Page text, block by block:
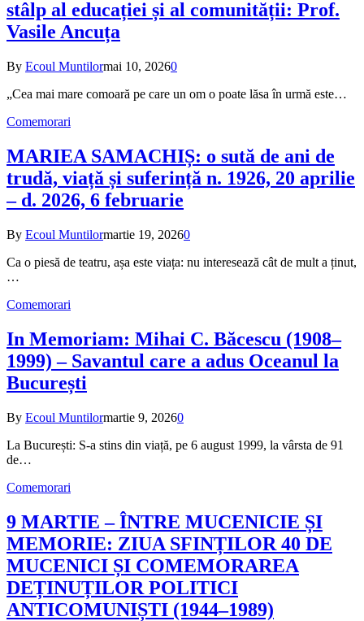
stâlp al educației și al comunității: Prof.
Vasile Ancuța
By Ecoul Muntilormai 10, 20260
„Cea mai mare comoară pe care un om o poate lăsa în urmă este…
Comemorari
MARIEA SAMACHIȘ: o sută de ani de
trudă, viață și suferință n. 1926, 20 aprilie
– d. 2026, 6 februarie
By Ecoul Muntilormartie 19, 20260
Ca o piesă de teatru, așa este viața: nu interesează cât de mult a ținut,
…
Comemorari
In Memoriam: Mihai C. Băcescu (1908–
1999) – Savantul care a adus Oceanul la
București
By Ecoul Muntilormartie 9, 20260
La București: S-a stins din viață, pe 6 august 1999, la vârsta de 91
de…
Comemorari
9 MARTIE – ÎNTRE MUCENICIE ȘI
MEMORIE: ZIUA SFINȚILOR 40 DE
MUCENICI ȘI COMEMORAREA
DEȚINUȚILOR POLITICI
ANTICOMUNIȘTI (1944–1989)